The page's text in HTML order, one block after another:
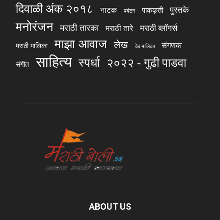
दिवाळी अंक २०१८
नाटक पर्यटन पाककृती पुस्तके
मनोरंजन मराठी तारका मराठी तारे मराठी ब्लॉगर्स
मराठी मालिका माझा आवाज लेख वेब मालिका संगणक
संगीत साहित्य स्पर्धा २०२२ - गुढी पाडवा
ABOUT US